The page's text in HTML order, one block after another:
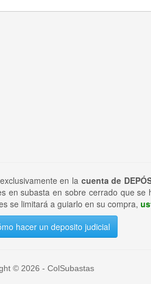
en lacuenta de
subasta en sobre cerrado que
se limitará a guiarlo en su compra,
hacer un deposito judicial
© 2026 - ColSubastas